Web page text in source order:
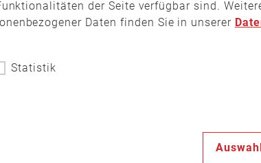
der Seite verfügbar sind.
Daten finden Sie in unserer
Statistik